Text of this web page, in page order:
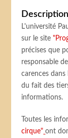
L'université
sur le site
précises que
responsable
carences dans
du fait des
informations.
Toutes les
cirque" ont